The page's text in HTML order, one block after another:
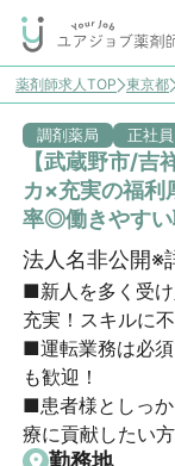
薬剤師求人TOP 東京都
調剤薬局 正社員
【武蔵野市/
カ×充実の福
率◎働きやすい
法人名非公開※
■新人を多く受
充実！スキルに
■運転業務は必
も歓迎！
■患者様としっ
療に貢献したい
勤務地